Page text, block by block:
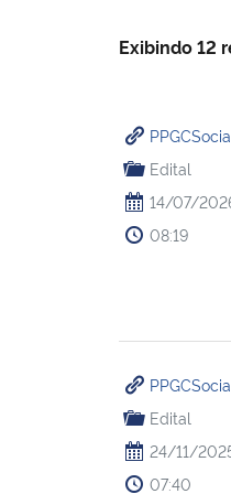
Exibindo 12
Edital
14/07/
08:19
Edital
24/11/
07:40